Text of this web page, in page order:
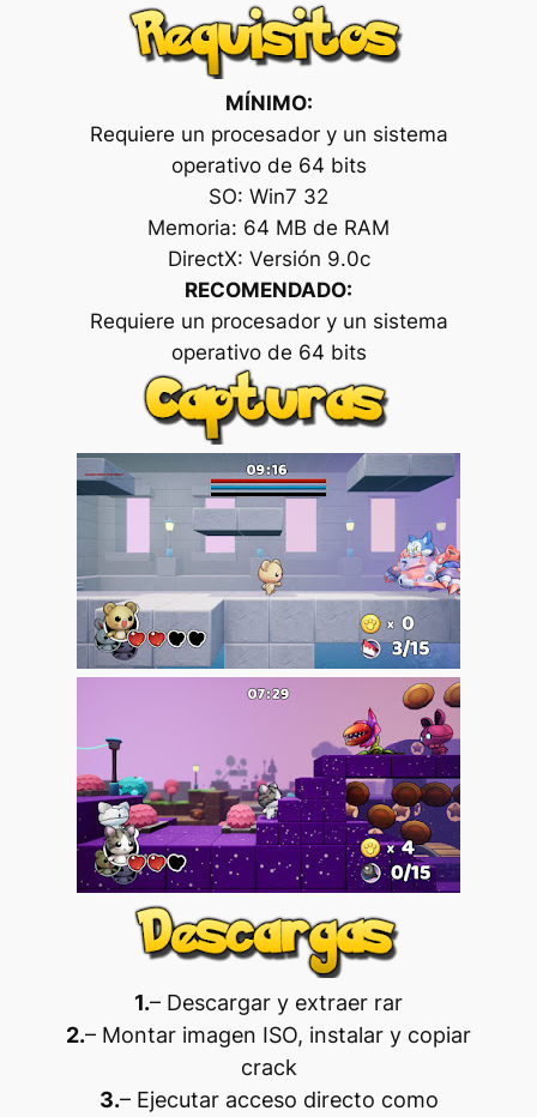
MÍNIMO:
Requiere un procesador y un sistema
operativo de 64 bits
SO: Win7 32
Memoria: 64 MB de RAM
DirectX: Versión 9.0c
RECOMENDADO:
Requiere un procesador y un sistema
operativo de 64 bits
1.– Descargar y extraer rar
2.– Montar imagen ISO, instalar y copiar
crack
3.– Ejecutar acceso directo como